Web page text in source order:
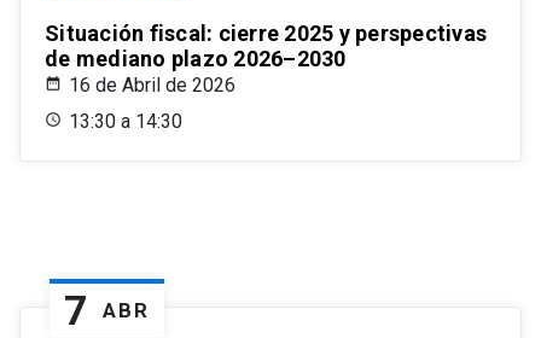
Situación fiscal: cierre 2025 y perspectivas
de mediano plazo 2026–2030
16 de Abril de 2026
13:30 a 14:30
7 ABR